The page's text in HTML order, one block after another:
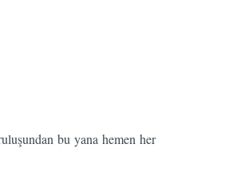
bu yana hemen her